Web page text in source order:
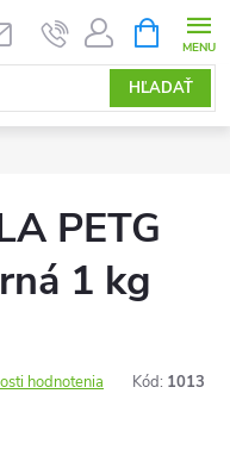
HĽADAŤ
KOŠÍK
PETG
1 kg
hodnotenia Kód: 1013